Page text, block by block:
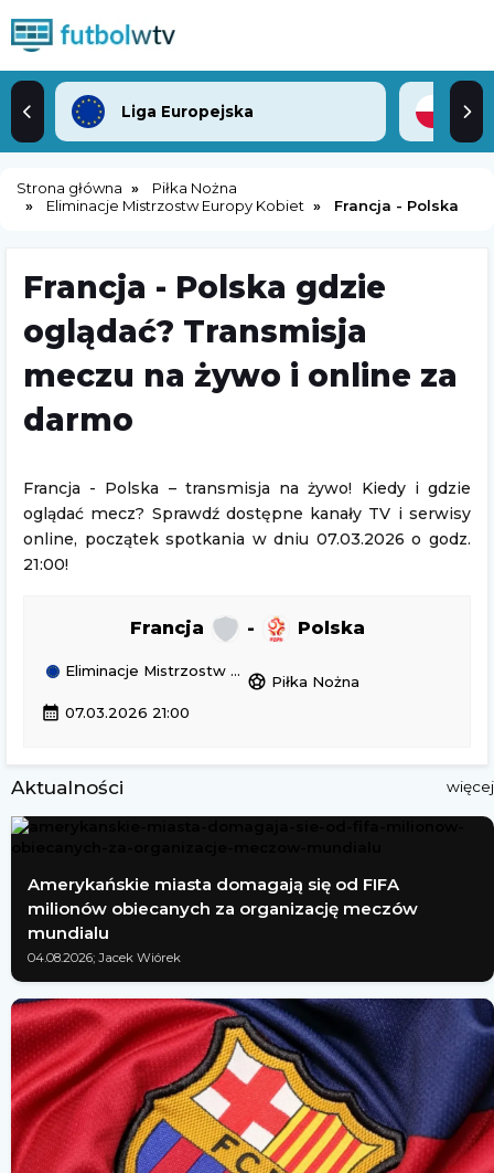
Liga Europejska 2.
Strona główna
Piłka Nożna
Eliminacje Mistrzostw Europy Kobiet
Francja - Polska
Francja - Polska gdzie
oglądać? Transmisja
meczu na żywo i online za
darmo
Francja - Polska – transmisja na żywo! Kiedy i gdzie
oglądać mecz? Sprawdź dostępne kanały TV i serwisy
online, początek spotkania w dniu 07.03.2026 o godz.
21:00!
Francja - Polska
Eliminacje Mistrzostw Europy Kobiet
sports_soccer Piłka Nożna
calendar_month 07.03.2026 21:00
Aktualności więcej
Amerykańskie miasta domagają się od FIFA
milionów obiecanych za organizację meczów
mundialu
04.08.2026; Jacek Wiórek